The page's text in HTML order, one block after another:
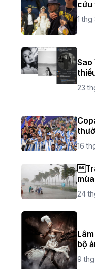
cứu
1
Sao
23
biệt
16
24
bộ
9